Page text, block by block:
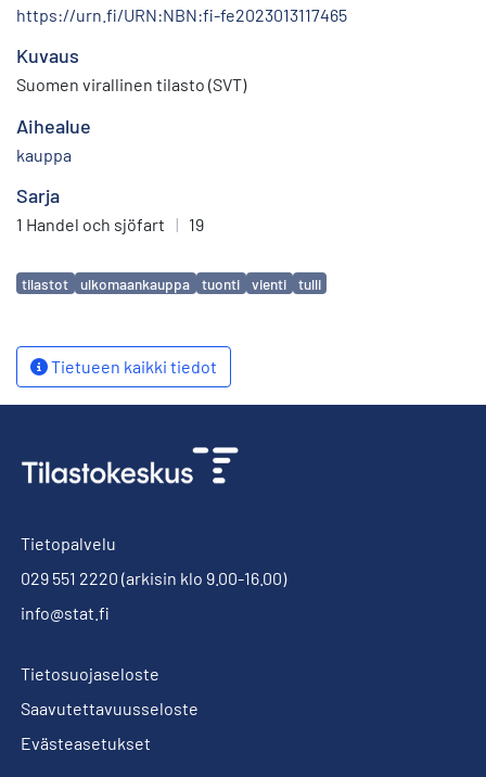
https://urn.fi/URN:NBN:fi-fe2023013117465
Kuvaus
Suomen virallinen tilasto (SVT)
Aihealue
kauppa
Sarja
1 Handel och sjöfart | 19
Avainsanat
tilastot ulkomaankauppa tuonti vienti tulli
Tietueen kaikki tiedot
Tietopalvelu
029 551 2220 (arkisin klo 9.00-16.00)
info@stat.fi
Tietosuojaseloste
Saavutettavuusseloste
Evästeasetukset